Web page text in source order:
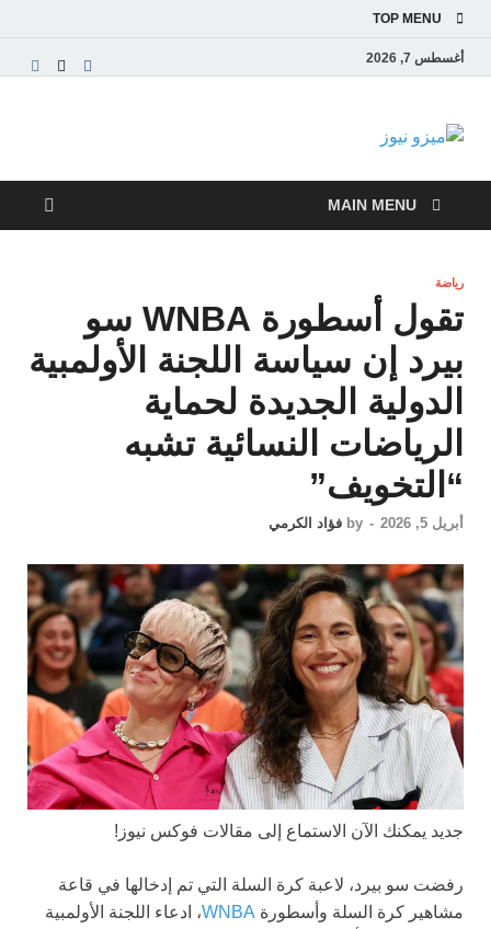
TOP MENU
أغسطس 7, 2026
ميزو نيوز
والاقتصادية
MAIN MENU
رياضة
تقول أسطورة WNBA سو
بيرد إن سياسة اللجنة الأولمبية
الدولية الجديدة لحماية
الرياضات النسائية تشبه
“التخويف”
أبريل 5, 2026 -
by فؤاد الكرمي
جديد يمكنك الآن الاستماع إلى مقالات فوكس نيوز!
رفضت سو بيرد، لاعبة كرة السلة التي تم إدخالها في قاعة
مشاهير كرة السلة وأسطورة WNBA، ادعاء اللجنة الأولمبية